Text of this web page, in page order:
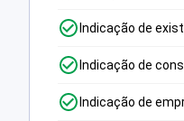
Indicação de
Indicação de
Indicação de